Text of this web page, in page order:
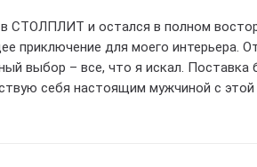
информацию о товарах и сроках доставки.
был полож
СТОЛПЛИТ и остался в полном
приключение для моего интерьера.
выбор – все, что я искал. Поставка
себя настоящим мужчиной с